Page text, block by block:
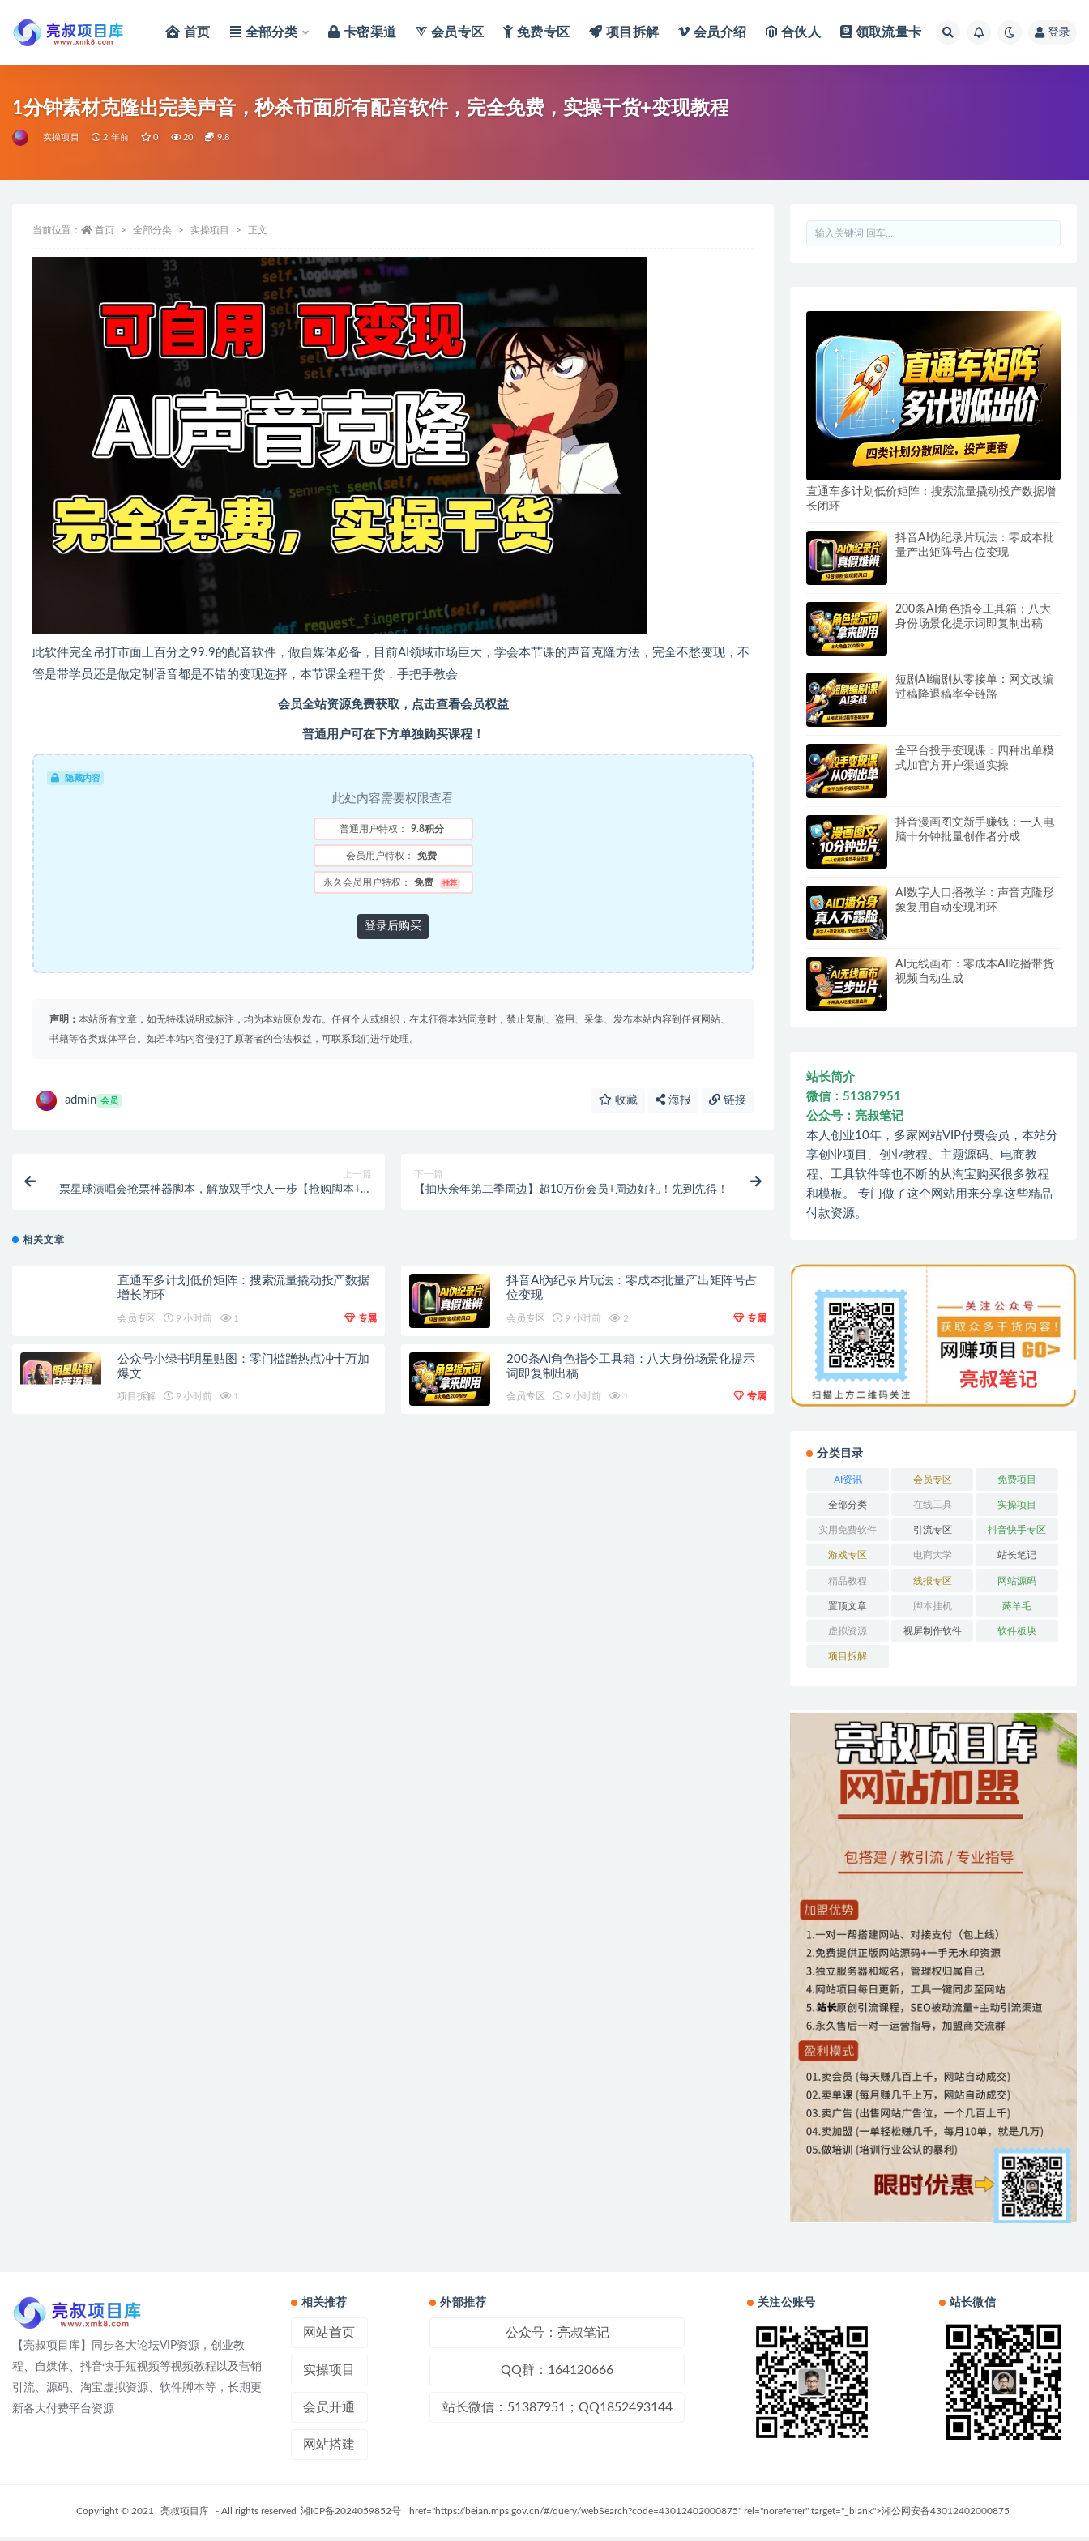
首页 全部分类 卡密渠道 会员专区 免费专区 项目拆解 会员介绍 合伙人 领取流量卡 登录
1分钟素材克隆出完美声音，秒杀市面所有配音软件，完全免费，实操干货+变现教程
实操项目 2 年前 0 20 9.8
当前位置： 首页 全部分类 实操项目 正文
此软件完全吊打市面上百分之99.9的配音软件，做自媒体必备，目前AI领域市场巨大，学会本节课的声音克隆方法，完全不愁变现，不
管是带学员还是做定制语音都是不错的变现选择，本节课全程干货，手把手教会
会员全站资源免费获取，点击查看会员权益
普通用户可在下方单独购买课程！
隐藏内容
此处内容需要权限查看
普通用户特权： 9.8积分
会员用户特权： 免费
永久会员用户特权： 免费 推荐
登录后购买
声明： 本站所有文章，如无特殊说明或标注，均为本站原创发布。任何个人或组织，在未征得本站同意时，禁止复制、盗用、采集、发布本站内容到任何网站、
书籍等各类媒体平台。如若本站内容侵犯了原著者的合法权益，可联系我们进行处理。
admin 会员 收藏 海报 链接
上一篇
票星球演唱会抢票神器脚本，解放双手快人一步【抢购脚本+使
下一篇
【抽庆余年第二季周边】超10万份会员+周边好礼！先到先得！
相关文章
直通车多计划低价矩阵：搜索流量撬动投产数据
增长闭环
会员专区 9 小时前 1 专属
抖音AI伪纪录片玩法：零成本批量产出矩阵号占
位变现
会员专区 9 小时前 2 专属
公众号小绿书明星贴图：零门槛蹭热点冲十万加
爆文
项目拆解 9 小时前 1
200条AI角色指令工具箱：八大身份场景化提示
词即复制出稿
会员专区 9 小时前 1 专属
直通车多计划低价矩阵：搜索流量撬动投产数据增
长闭环
抖音AI伪纪录片玩法：零成本批
量产出矩阵号占位变现
200条AI角色指令工具箱：八大
身份场景化提示词即复制出稿
短剧AI编剧从零接单：网文改编
过稿降退稿率全链路
全平台投手变现课：四种出单模
式加官方开户渠道实操
抖音漫画图文新手赚钱：一人电
脑十分钟批量创作者分成
AI数字人口播教学：声音克隆形
象复用自动变现闭环
AI无线画布：零成本AI吃播带货
视频自动生成
站长简介
微信：51387951
公众号：亮叔笔记
本人创业10年，多家网站VIP付费会员，本站分
享创业项目、创业教程、主题源码、电商教
程、工具软件等也不断的从淘宝购买很多教程
和模板。 专门做了这个网站用来分享这些精品
付款资源。
分类目录
AI资讯 会员专区 免费项目
全部分类 在线工具 实操项目
实用免费软件 引流专区 抖音快手专区
游戏专区 电商大学 站长笔记
精品教程 线报专区 网站源码
置顶文章 脚本挂机 薅羊毛
虚拟资源 视屏制作软件 软件板块
项目拆解
【亮叔项目库】同步各大论坛VIP资源，创业教
程、自媒体、抖音快手短视频等视频教程以及营销
引流、源码、淘宝虚拟资源、软件脚本等，长期更
新各大付费平台资源
相关推荐
网站首页
实操项目
会员开通
网站搭建
外部推荐
公众号：亮叔笔记
QQ群：164120666
站长微信：51387951；QQ1852493144
关注公账号 站长微信
Copyright © 2021 亮叔项目库 - All rights reserved 湘ICP备2024059852号 href="https://beian.mps.gov.cn/#/query/webSearch?code=43012402000875" rel="noreferrer" target="_blank">湘公网安备43012402000875